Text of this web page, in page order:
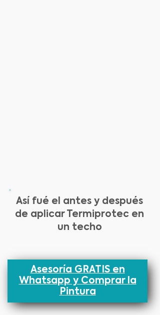
Así fué el antes y después
de aplicar Termiprotec en
un techo
cómodo!
Asesoría GRATIS en
Whatsapp y Comprar la
Pintura